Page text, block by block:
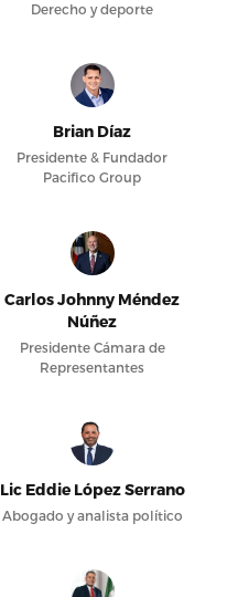
Derecho y deporte
Brian Díaz
Presidente & Fundador
Pacifico Group
Carlos Johnny Méndez
Núñez
Presidente Cámara de
Representantes
Lic Eddie López Serrano
Abogado y analista político